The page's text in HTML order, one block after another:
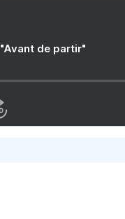
de partir"